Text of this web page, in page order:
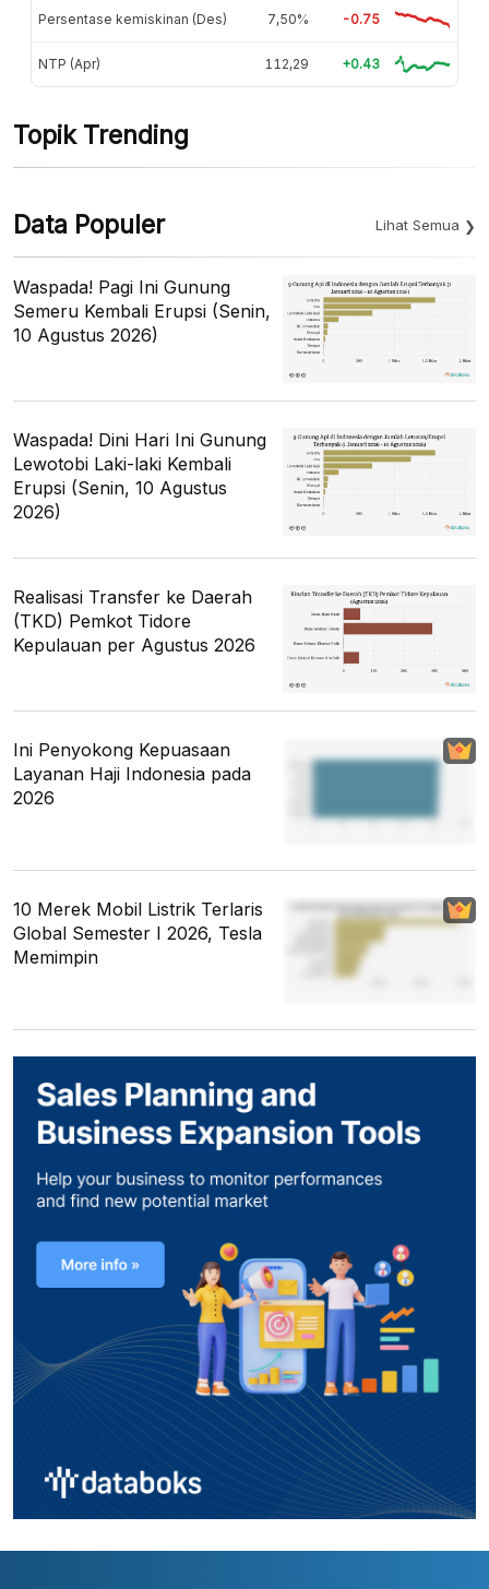
Persentase kemiskinan (Des) 7,50% -0.75
NTP (Apr) 112,29 +0.43
Topik Trending
Data Populer Lihat Semua
Waspada! Pagi Ini Gunung
Semeru Kembali Erupsi (Senin,
10 Agustus 2026)
Waspada! Dini Hari Ini Gunung
Lewotobi Laki-laki Kembali
Erupsi (Senin, 10 Agustus
2026)
Realisasi Transfer ke Daerah
(TKD) Pemkot Tidore
Kepulauan per Agustus 2026
Ini Penyokong Kepuasaan
Layanan Haji Indonesia pada
2026
10 Merek Mobil Listrik Terlaris
Global Semester I 2026, Tesla
Memimpin